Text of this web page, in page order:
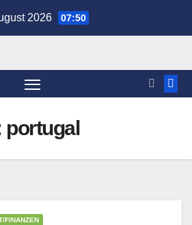
2026 07:50
portugal
FINANZEN